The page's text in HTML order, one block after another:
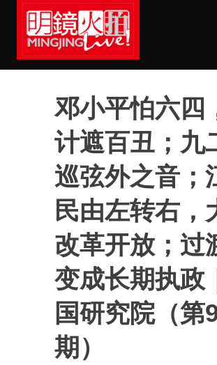
Skip to main content
邓小平怕六四
计遮百丑；九
巡弦外之音；
民由左转右，
改革开放；过
变成长期执政
国研究院（第
期）